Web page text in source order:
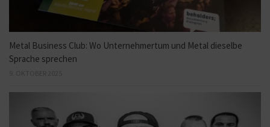
Metal Business Club: Wo Unternehmertum und Metal dieselbe
Sprache sprechen